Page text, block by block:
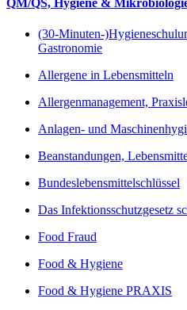
QM/QS, Hygiene &
(30-Minuten-
Gastronomie
Allergene in Lebensmitteln
Allergenmanagement,
Anlagen- und
Beanstandungen,
Bundeslebensmittelschlüssel
Das Infektionsschutzgesetz
Food Fraud
Food & Hygiene
Food & Hygiene PRAXIS